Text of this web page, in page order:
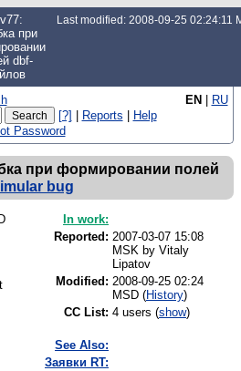
при
dbf-
Last modified: 2008-09-25 02:24:11
EN | RU
[?] | Reports | Help
Password
при формировании полей
bug
In work:
Reported: 2007-03-07 15:08
MSK by Vitaly
Lipatov
Modified: 2008-09-25 02:24
MSD (History)
CC List: 4 users (show)
See Also:
Заявки RT: